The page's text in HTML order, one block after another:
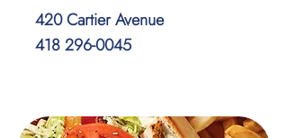
420 Cartier Avenue
418 296-0045